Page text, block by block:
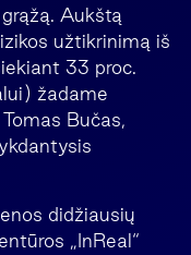
Aukštą
užtikrinimą iš
33 proc.
žadame
Bučas,
didžiausių
„InReal“